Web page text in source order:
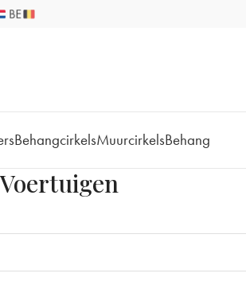
BehangcirkelsMuurcirkelsBehang